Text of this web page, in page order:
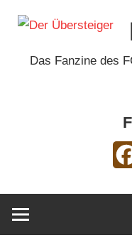
Inhalt
Das Fanzine des